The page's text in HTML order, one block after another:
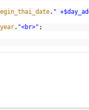
. "
. "<br>" ;